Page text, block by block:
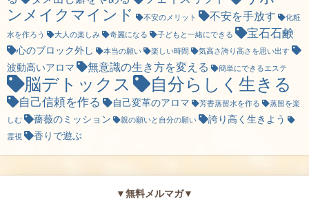
ンメイクマインド
不安のメリット 不安を手放す
化粧
水を作ろう
大人の楽しみ 奇麗になる 子どもと一緒にできる 宝石石鹸
心のブロック外し 本当の願い 楽しい時間 気高さ誇り高さを思い出す
波動高いアロマ 無意識の生き方を変える 簡単にできるエステ
脳デトックス 自分らしく生きる
自己信頼を作る 自己変革のアロマ 芳香蒸留水を作る
蒸留を楽
しむ
薔薇のミッション 親の願いと自分の願い 誇り高く生きよう
霊視 香りで遊ぶ
▼無料メルマガ▼